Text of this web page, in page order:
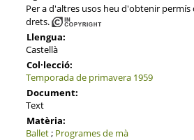
Per a d'altres usos heu d'obtenir permís
drets.
Llengua:
Castellà
Col·lecció:
Temporada de primavera 1959
Document:
Text
Matèria:
Ballet; Programes de mà